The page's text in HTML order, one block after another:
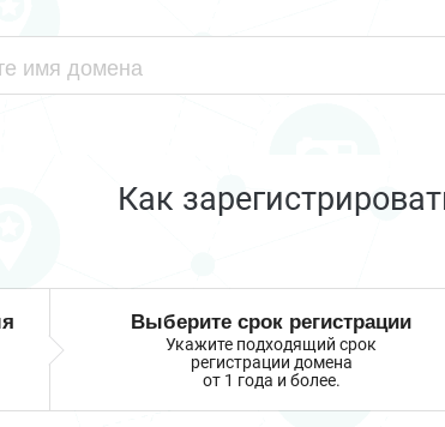
Как
Выберите срок регистрации
Укажите подходящий срок
регистрации домена
от 1 года и более.